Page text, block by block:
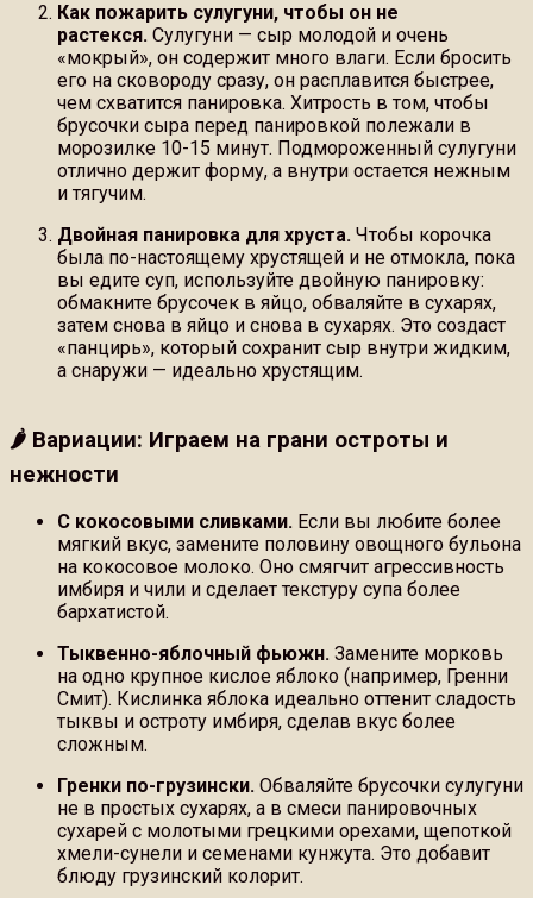
Как пожарить сулугуни, чтобы он не
растекся. Сулугуни — сыр молодой и очень
«мокрый», он содержит много влаги. Если бросить
его на сковороду сразу, он расплавится быстрее,
чем схватится панировка. Хитрость в том, чтобы
брусочки сыра перед панировкой полежали в
морозилке 10-15 минут. Подмороженный сулугуни
отлично держит форму, а внутри остается нежным
и тягучим.
Двойная панировка для хруста. Чтобы корочка
была по-настоящему хрустящей и не отмокла, пока
вы едите суп, используйте двойную панировку:
обмакните брусочек в яйцо, обваляйте в сухарях,
затем снова в яйцо и снова в сухарях. Это создаст
«панцирь», который сохранит сыр внутри жидким,
а снаружи — идеально хрустящим.
🌶 Вариации: Играем на грани остроты и
нежности
С кокосовыми сливками. Если вы любите более
мягкий вкус, замените половину овощного бульона
на кокосовое молоко. Оно смягчит агрессивность
имбиря и чили и сделает текстуру супа более
бархатистой.
Тыквенно-яблочный фьюжн. Замените морковь
на одно крупное кислое яблоко (например, Гренни
Смит). Кислинка яблока идеально оттенит сладость
тыквы и остроту имбиря, сделав вкус более
сложным.
Гренки по-грузински. Обваляйте брусочки сулугуни
не в простых сухарях, а в смеси панировочных
сухарей с молотыми грецкими орехами, щепоткой
хмели-сунели и семенами кунжута. Это добавит
блюду грузинский колорит.